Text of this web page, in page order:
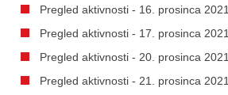
Pregled aktivnosti - 16. prosinca 2021.
Pregled aktivnosti - 17. prosinca 2021.
Pregled aktivnosti - 20. prosinca 2021.
Pregled aktivnosti - 21. prosinca 2021.